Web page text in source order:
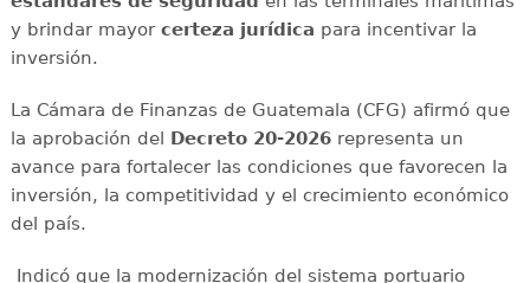
y brindar mayor certeza jurídica para incentivar la
inversión.
La Cámara de Finanzas de Guatemala (CFG) afirmó que
la aprobación del Decreto 20-2026representa un
avance para fortalecer las condiciones que favorecen la
inversión, la competitividad y el crecimiento económico
del país.
Indicó que la modernización del sistema portuario